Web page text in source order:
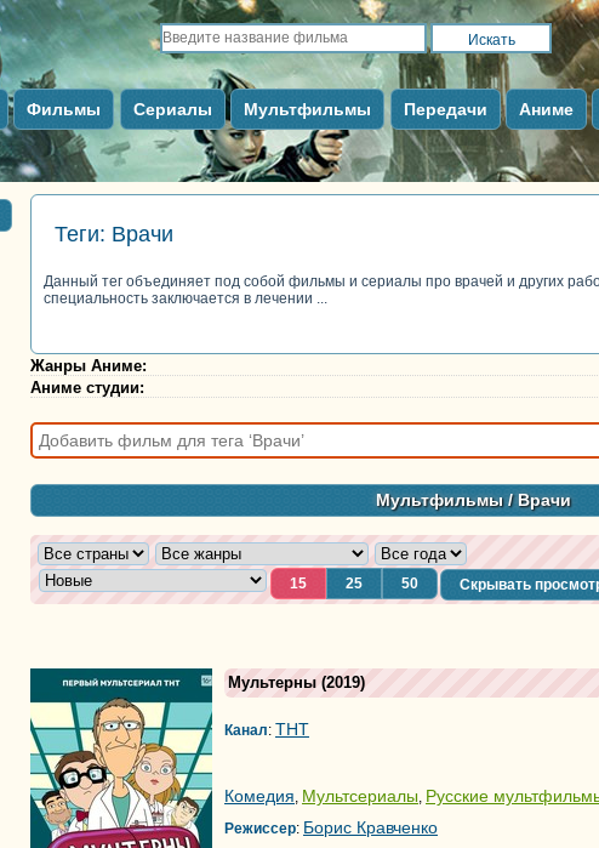
Фильмы Сериалы Мультфильмы Передачи Аниме
Теги: Врачи
Данный тег объединяет под собой фильмы и сериалы про врачей и других
специальность заключается в лечении ...
Жанры Аниме:
Аниме студии:
Мультфильмы/ Врачи
15 25 50 Скрывать
Мультерны (2019)
Канал: ТНТ
Комедия, Мультсериалы, Русские
Режиссер: Борис Кравченко